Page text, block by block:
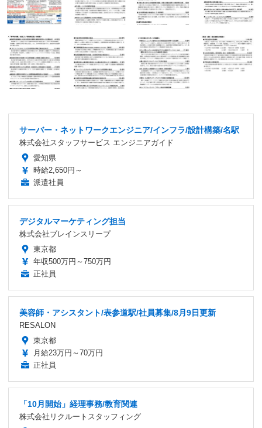
サーバー・ネットワークエンジニア/インフラ/設計構築/名駅
株式会社スタッフサービス エンジニアガイド
愛知県
時給2,650円～
派遣社員
デジタルマーケティング担当
株式会社ブレインスリープ
東京都
年収500万円～750万円
正社員
美容師・アシスタント/表参道駅/社員募集/8月9日更新
RESALON
東京都
月給23万円～70万円
正社員
「10月開始」経理事務/教育関連
株式会社リクルートスタッフィング